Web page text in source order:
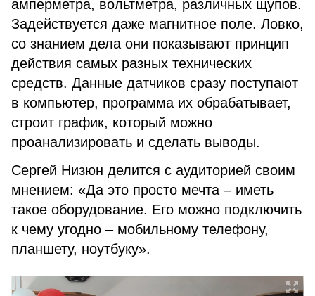
амперметра, вольтметра, различных щупов.
Задействуется даже магнитное поле. Ловко,
со знанием дела они показывают принцип
действия самых разных технических
средств. Данные датчиков сразу поступают
в компьютер, программа их обрабатывает,
строит график, который можно
проанализировать и сделать выводы.
Сергей Низюн делится с аудиторией своим
мнением: «Да это просто мечта – иметь
такое оборудование. Его можно подключить
к чему угодно – мобильному телефону,
планшету, ноутбуку».